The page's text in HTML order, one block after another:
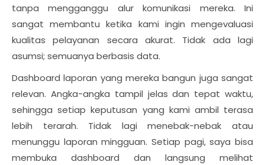
tanpa mengganggu alur komunikasi mereka. Ini
sangat membantu ketika kami ingin mengevaluasi
kualitas pelayanan secara akurat. Tidak ada lagi
asumsi; semuanya berbasis data.
Dashboard laporan yang mereka bangun juga sangat
relevan. Angka-angka tampil jelas dan tepat waktu,
sehingga setiap keputusan yang kami ambil terasa
lebih terarah. Tidak lagi menebak-nebak atau
menunggu laporan mingguan. Setiap pagi, saya bisa
membuka dashboard dan langsung melihat